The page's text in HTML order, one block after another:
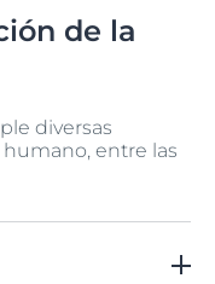
de la
diversas
entre las